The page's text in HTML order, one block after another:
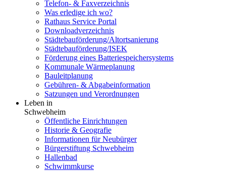
Telefon- & Faxverzeichnis
Was erledige ich wo?
Rathaus Service Portal
Downloadverzeichnis
Städtebauförderung/Altortsanierung
Städtebauförderung/ISEK
Förderung eines Batteriespeichersystems
Kommunale Wärmeplanung
Bauleitplanung
Gebühren- & Abgabeinformation
Satzungen und Verordnungen
Leben in
Schwebheim
Öffentliche Einrichtungen
Historie & Geografie
Informationen für Neubürger
Bürgerstiftung Schwebheim
Hallenbad
Schwimmkurse